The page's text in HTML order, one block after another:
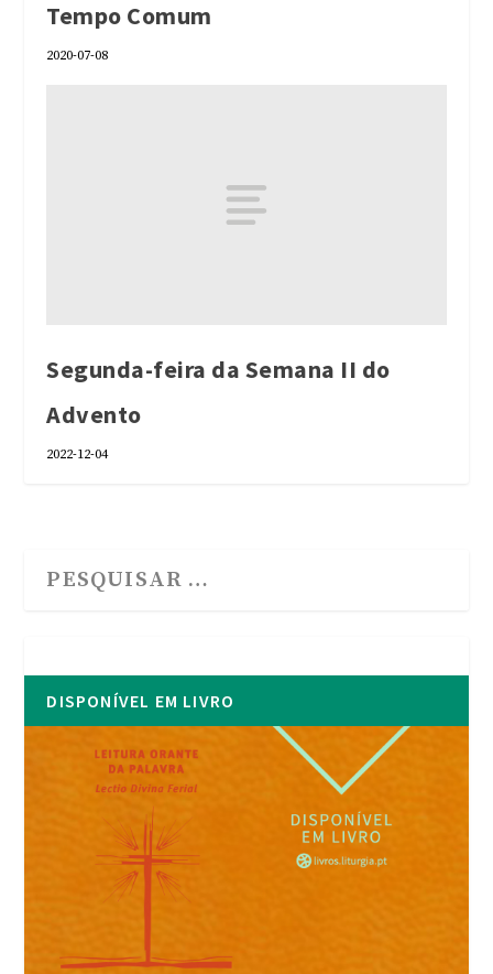
Tempo Comum
2020-07-08
Segunda-feira da Semana II do
Advento
2022-12-04
DISPONÍVEL EM LIVRO